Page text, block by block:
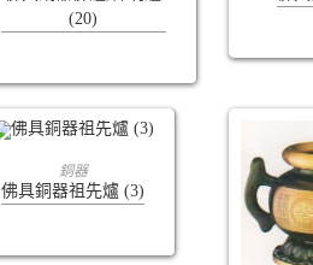
(20)
查看內容
銅器
佛具銅器祖先爐 (3)